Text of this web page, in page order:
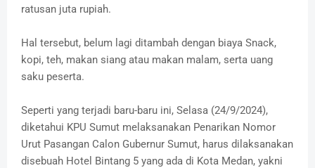
ratusan juta rupiah.
Hal tersebut, belum lagi ditambah dengan biaya Snack,
kopi, teh, makan siang atau makan malam, serta uang
saku peserta.
Seperti yang terjadi baru-baru ini, Selasa (24/9/2024),
diketahui KPU Sumut melaksanakan Penarikan Nomor
Urut Pasangan Calon Gubernur Sumut, harus dilaksanakan
disebuah Hotel Bintang 5 yang ada di Kota Medan, yakni